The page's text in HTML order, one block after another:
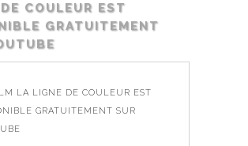
COULEUR EST
GRATUITEMENT
LA LIGNE DE COULEUR EST
GRATUITEMENT SUR